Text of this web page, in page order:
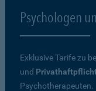
Psychologen
Exklusive Tarife zu
und
Psychotherapeuten.